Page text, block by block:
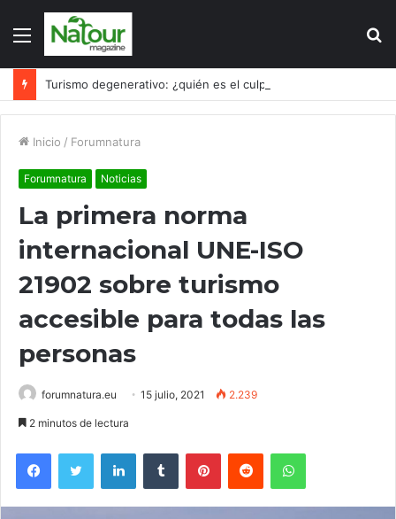
Menú
Inicio / Forumnatura
Forumnatura Noticias
La primera norma
internacional UNE-ISO
21902 sobre turismo
accesible para todas las
personas
forumnatura.eu 15 julio, 2021 2.239
2 minutos de lectura
FacebookTwitter LinkedInTumblr PinterestReddit WhatsApp